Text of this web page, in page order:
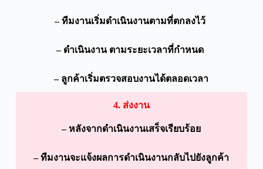
– ทีมงานเริ่มดำเนินงานตามที่ตกลงไว้
– ดำเนินงาน ตามระยะเวลาที่กำหนด
– ลูกค้าเริ่มตรวจสอบงานได้ตลอดเวลา
4. ส่งงาน
– หลังจากดำเนินงานเสร็จเรียบร้อย
– ทีมงานจะแจ้งผลการดำเนินงานกลับไปยังลูกค้า